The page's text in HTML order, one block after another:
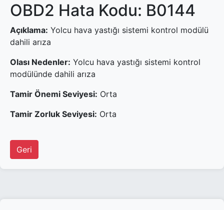
OBD2 Hata Kodu: B0144
Açıklama: Yolcu hava yastığı sistemi kontrol modülü
dahili arıza
Olası Nedenler: Yolcu hava yastığı sistemi kontrol
modülünde dahili arıza
Tamir Önemi Seviyesi: Orta
Tamir Zorluk Seviyesi: Orta
Geri